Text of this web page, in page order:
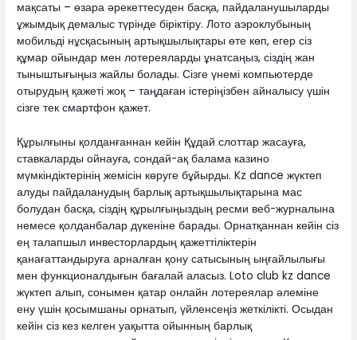
мақсаты – өзара әрекеттесуден басқа, пайдаланушыларды
ұжымдық демалыс түрінде біріктіру. Лото аэроклубының
мобильді нұсқасының артықшылықтары өте көп, егер сіз
құмар ойындар мен лотереяларды ұнатсаңыз, сіздің жан
тыныштығыңыз жайлы болады. Сізге үнемі компьютерде
отырудың қажеті жоқ – таңдаған істеріңізбен айналысу үшін
сізге тек смартфон қажет.
Құрылғыны қолданғаннан кейін Құдай слоттар жасауға,
ставкаларды ойнауға, сондай-ақ балама казино
мүмкіндіктерінің жемісін көруге бұйырды. Kz dance жүктеп
алуды пайдаланудың барлық артықшылықтарына мас
болудан басқа, сіздің құрылғыңыздың ресми веб-журналына
немесе қолданбалар дүкеніне барады. Орнатқаннан кейін сіз
ең талапшыл инвесторлардың қажеттіліктерін
қанағаттандыруға арналған қону сатысының ыңғайлылығы
мен функционалдығын бағалай аласыз. Loto club kz dance
жүктеп алып, сонымен қатар онлайн лотереялар әлеміне
ену үшін қосымшаны орнатып, үйленсеңіз жеткілікті. Осыдан
кейін сіз кез келген уақытта ойынның барлық